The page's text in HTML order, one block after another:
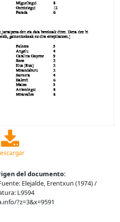
del documento:
Elejalde, Erentxun (1974) /
L9594
?z=3&x=9591